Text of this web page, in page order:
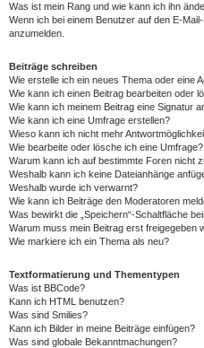
Was ist mein Rang und wie kann ich ihn
Wenn ich bei einem Benutzer auf den E-
anzumelden.
Beiträge schreiben
Wie erstelle ich ein neues Thema oder eine
Wie kann ich einen Beitrag bearbeiten oder
Wie kann ich meinem Beitrag eine Signatur
Wie kann ich eine Umfrage erstellen?
Wieso kann ich nicht mehr
Wie bearbeite oder lösche ich eine Umfrage?
Warum kann ich auf bestimmte Foren nicht
Weshalb kann ich keine Dateianhänge
Weshalb wurde ich verwarnt?
Wie kann ich Beiträge den Moderatoren
Was bewirkt die „Speichern“-Schaltfläche
Warum muss mein Beitrag erst freigegeben
Wie markiere ich ein Thema als neu?
Textformatierung und Thementypen
Was ist BBCode?
Kann ich HTML benutzen?
Was sind Smilies?
Kann ich Bilder in meine Beiträge einfügen?
Was sind globale Bekanntmachungen?